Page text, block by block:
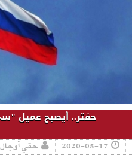
حفتر.. أيصبح عميل
2020-05-17 حقي أوجال